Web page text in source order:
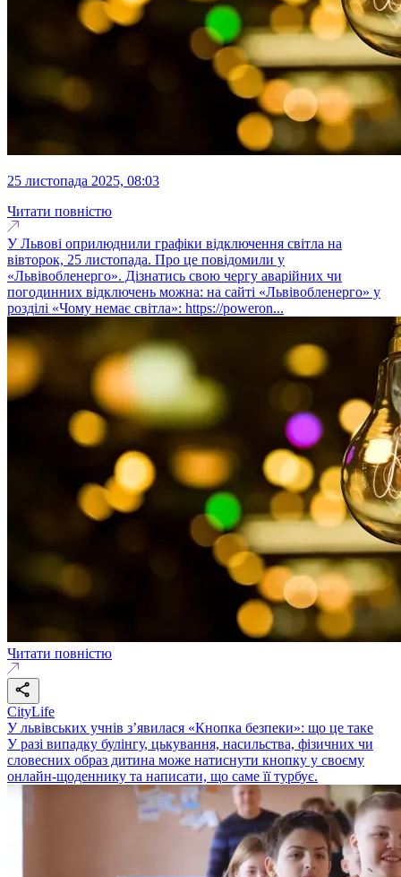
25 листопада 2025, 08:03
Читати повністю
У Львові оприлюднили графіки відключення світла на
вівторок, 25 листопада. Про це повідомили у
«Львівобленерго». Дізнатись свою чергу аварійних чи
погодинних відключень можна: на сайті «Львівобленерго» у
розділі «Чому немає світла»: https://poweron...
Читати повністю
CityLife
У львівських учнів з’явилася «Кнопка безпеки»: що це таке
У разі випадку булінгу, цькування, насильства, фізичних чи
словесних образ дитина може натиснути кнопку у своєму
онлайн-щоденнику та написати, що саме її турбує.